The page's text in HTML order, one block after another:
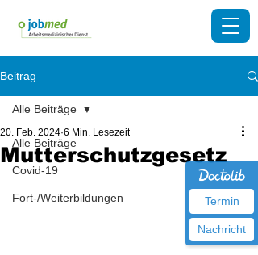
Termin
Nachricht
Beitrag
Alle Beiträge
Covid-19
Fort-/Weiterbildungen
Alle Beiträge
Mutterschutzgesetz
20. Feb. 2024 6 Min. Lesezeit